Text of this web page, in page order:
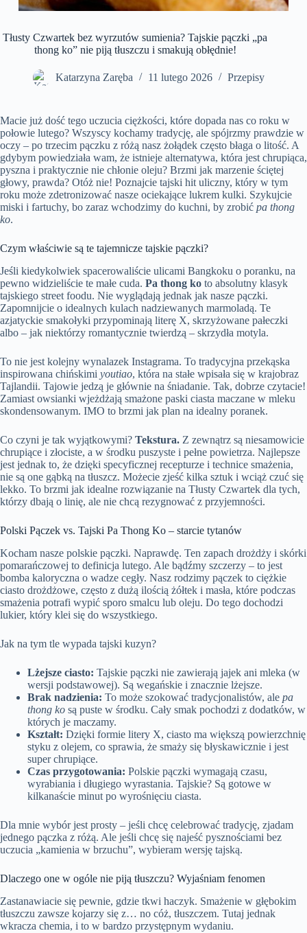
Tłusty Czwartek bez wyrzutów sumienia? Tajskie pączki „pa
thong ko” nie piją tłuszczu i smakują obłędnie!
Katarzyna Zaręba 11 lutego 2026 Przepisy
Macie już dość tego uczucia ciężkości, które dopada nas co roku w
połowie lutego? Wszyscy kochamy tradycję, ale spójrzmy prawdzie w
oczy – po trzecim pączku z różą nasz żołądek często błaga o litość. A
gdybym powiedziała wam, że istnieje alternatywa, która jest chrupiąca,
pyszna i praktycznie nie chłonie oleju? Brzmi jak marzenie ściętej
głowy, prawda? Otóż nie! Poznajcie tajski hit uliczny, który w tym
roku może zdetronizować nasze ociekające lukrem kulki. Szykujcie
miski i fartuchy, bo zaraz wchodzimy do kuchni, by zrobić pa thong
ko.
Czym właściwie są te tajemnicze tajskie pączki?
Jeśli kiedykolwiek spacerowaliście ulicami Bangkoku o poranku, na
pewno widzieliście te małe cuda. Pa thong ko to absolutny klasyk
tajskiego street foodu. Nie wyglądają jednak jak nasze pączki.
Zapomnijcie o idealnych kulach nadziewanych marmoladą. Te
azjatyckie smakołyki przypominają literę X, skrzyżowane pałeczki
albo – jak niektórzy romantycznie twierdzą – skrzydła motyla.
To nie jest kolejny wynalazek Instagrama. To tradycyjna przekąska
inspirowana chińskimi youtiao, która na stałe wpisała się w krajobraz
Tajlandii. Tajowie jedzą je głównie na śniadanie. Tak, dobrze czytacie!
Zamiast owsianki wjeżdżają smażone paski ciasta maczane w mleku
skondensowanym. IMO to brzmi jak plan na idealny poranek.
Co czyni je tak wyjątkowymi? Tekstura. Z zewnątrz są niesamowicie
chrupiące i złociste, a w środku puszyste i pełne powietrza. Najlepsze
jest jednak to, że dzięki specyficznej recepturze i technice smażenia,
nie są one gąbką na tłuszcz. Możecie zjeść kilka sztuk i wciąż czuć się
lekko. To brzmi jak idealne rozwiązanie na Tłusty Czwartek dla tych,
którzy dbają o linię, ale nie chcą rezygnować z przyjemności.
Polski Pączek vs. Tajski Pa Thong Ko – starcie tytanów
Kocham nasze polskie pączki. Naprawdę. Ten zapach drożdży i skórki
pomarańczowej to definicja lutego. Ale bądźmy szczerzy – to jest
bomba kaloryczna o wadze cegły. Nasz rodzimy pączek to ciężkie
ciasto drożdżowe, często z dużą ilością żółtek i masła, które podczas
smażenia potrafi wypić sporo smalcu lub oleju. Do tego dochodzi
lukier, który klei się do wszystkiego.
Jak na tym tle wypada tajski kuzyn?
Lżejsze ciasto: Tajskie pączki nie zawierają jajek ani mleka (w
wersji podstawowej). Są wegańskie i znacznie lżejsze.
Brak nadzienia: To może szokować tradycjonalistów, ale pa
thong ko są puste w środku. Cały smak pochodzi z dodatków, w
których je maczamy.
Kształt: Dzięki formie litery X, ciasto ma większą powierzchnię
styku z olejem, co sprawia, że smaży się błyskawicznie i jest
super chrupiące.
Czas przygotowania: Polskie pączki wymagają czasu,
wyrabiania i długiego wyrastania. Tajskie? Są gotowe w
kilkanaście minut po wyrośnięciu ciasta.
Dla mnie wybór jest prosty – jeśli chcę celebrować tradycję, zjadam
jednego pączka z różą. Ale jeśli chcę się najeść pysznościami bez
uczucia „kamienia w brzuchu”, wybieram wersję tajską.
Dlaczego one w ogóle nie piją tłuszczu? Wyjaśniam fenomen
Zastanawiacie się pewnie, gdzie tkwi haczyk. Smażenie w głębokim
tłuszczu zawsze kojarzy się z… no cóż, tłuszczem. Tutaj jednak
wkracza chemia, i to w bardzo przystępnym wydaniu.